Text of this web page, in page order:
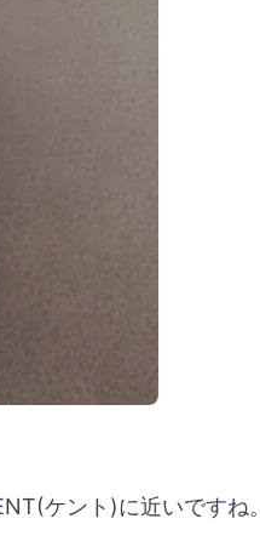
ケント)に近いですね。